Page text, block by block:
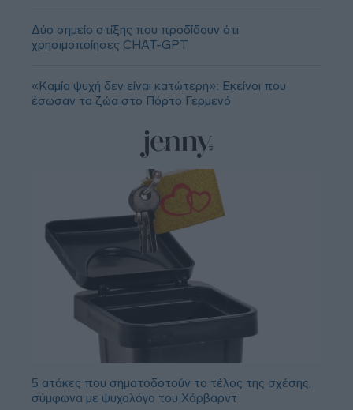
Δύο σημείο στίξης που προδίδουν ότι
χρησιμοποίησες CHAT-GPT
«Καμία ψυχή δεν είναι κατώτερη»: Εκείνοι που
έσωσαν τα ζώα στο Πόρτο Γερμενό
5 ατάκες που σηματοδοτούν το τέλος της σχέσης,
σύμφωνα με ψυχολόγο του Χάρβαρντ